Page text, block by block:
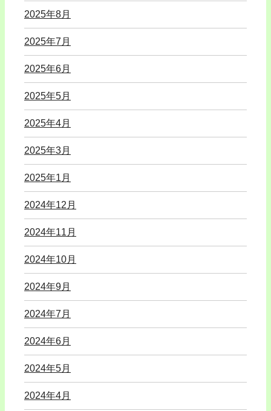
2025年8月
2025年7月
2025年6月
2025年5月
2025年4月
2025年3月
2025年1月
2024年12月
2024年11月
2024年10月
2024年9月
2024年7月
2024年6月
2024年5月
2024年4月